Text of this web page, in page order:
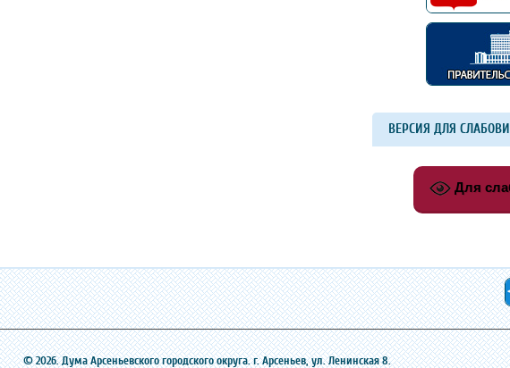
ВЕРСИЯ ДЛЯ
Для
© 2026. Дума Арсеньевского городского округа. г. Арсеньев, ‎ул. Ленинская 8.